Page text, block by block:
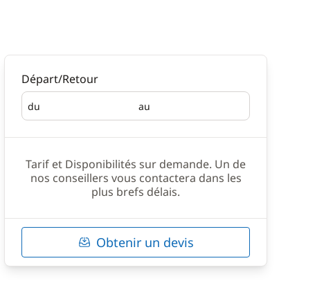
Départ/Retour
du
Départ au
Retour
Tarif et Disponibilités sur demande. Un de
nos conseillers vous contactera dans les
plus brefs délais.
Obtenir un devis